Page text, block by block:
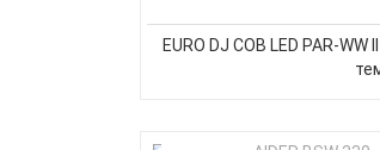
EURO DJ COB LED PAR-